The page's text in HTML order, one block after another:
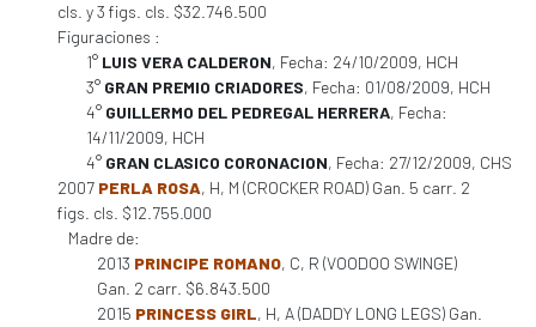
cls. y 3 figs. cls. $32.746.500
Figuraciones :
1° LUIS VERA CALDERON, Fecha: 24/10/2009, HCH
3° GRAN PREMIO CRIADORES, Fecha: 01/08/2009, HCH
4° GUILLERMO DEL PEDREGAL HERRERA, Fecha:
14/11/2009, HCH
4° GRAN CLASICO CORONACION, Fecha: 27/12/2009, CHS
2007 PERLA ROSA, H, M (CROCKER ROAD) Gan. 5 carr. 2
figs. cls. $12.755.000
Madre de:
2013 PRINCIPE ROMANO, C, R (VOODOO SWINGE)
Gan. 2 carr. $6.843.500
2015 PRINCESS GIRL, H, A (DADDY LONG LEGS) Gan.